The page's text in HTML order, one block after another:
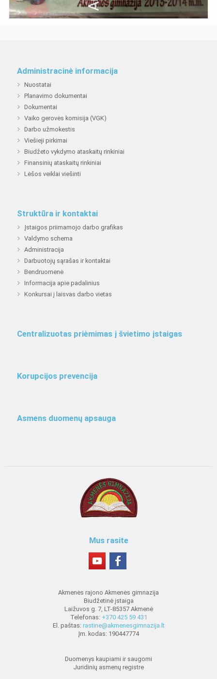
Administracinė informacija
Nuostatai
Planavimo dokumentai
Dokumentai
Vaiko gerovės komisija (VGK)
Darbo užmokestis
Viešieji pirkimai
Biudžeto vykdymo ataskaitų rinkiniai
Finansinių ataskaitų rinkiniai
Lėšos veiklai viešinti
Struktūra ir kontaktai
Įstaigos priimamojo darbo grafikas
Valdymo schema
Administracija
Darbuotojų sąrašas ir kontaktai
Bendruomenė
Informacija apie padalinius
Konkursai į laisvas darbo vietas
Centralizuotas priėmimas į švietimo įstaigas
Korupcijos prevencija
Asmens duomenų apsauga
Mus rasite
Akmenės rajono Akmenės gimnazija
Biudžetinė įstaiga
Laižuvos g. 7, LT-85357 Akmenė
Telefonas: +370 425 59 431
El. paštas: rastine@akmenesgimnazija.lt
Įm. kodas: 190447774
Duomenys kaupiami ir saugomi
Juridinių asmenų registre